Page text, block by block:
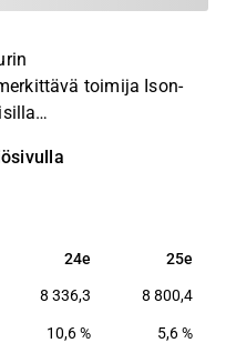
toimija Ison-
000 työntekijää.
75 prosenttia tuli
Suomessa,
Isossa-Britanniassa
24e 25e
24e 25e
8 336,3 8 800,4
10,6 % 5,6 %